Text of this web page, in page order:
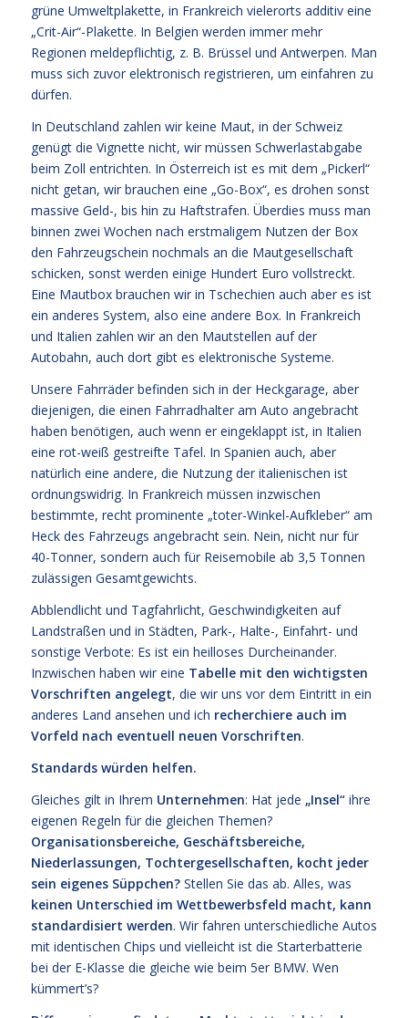
grüne Umweltplakette, in Frankreich vielerorts additiv eine
„Crit-Air“-Plakette. In Belgien werden immer mehr
Regionen meldepflichtig, z. B. Brüssel und Antwerpen. Man
muss sich zuvor elektronisch registrieren, um einfahren zu
dürfen.
In Deutschland zahlen wir keine Maut, in der Schweiz
genügt die Vignette nicht, wir müssen Schwerlastabgabe
beim Zoll entrichten. In Österreich ist es mit dem „Pickerl“
nicht getan, wir brauchen eine „Go-Box“, es drohen sonst
massive Geld-, bis hin zu Haftstrafen. Überdies muss man
binnen zwei Wochen nach erstmaligem Nutzen der Box
den Fahrzeugschein nochmals an die Mautgesellschaft
schicken, sonst werden einige Hundert Euro vollstreckt.
Eine Mautbox brauchen wir in Tschechien auch aber es ist
ein anderes System, also eine andere Box. In Frankreich
und Italien zahlen wir an den Mautstellen auf der
Autobahn, auch dort gibt es elektronische Systeme.
Unsere Fahrräder befinden sich in der Heckgarage, aber
diejenigen, die einen Fahrradhalter am Auto angebracht
haben benötigen, auch wenn er eingeklappt ist, in Italien
eine rot-weiß gestreifte Tafel. In Spanien auch, aber
natürlich eine andere, die Nutzung der italienischen ist
ordnungswidrig. In Frankreich müssen inzwischen
bestimmte, recht prominente „toter-Winkel-Aufkleber“ am
Heck des Fahrzeugs angebracht sein. Nein, nicht nur für
40-Tonner, sondern auch für Reisemobile ab 3,5 Tonnen
zulässigen Gesamtgewichts.
Abblendlicht und Tagfahrlicht, Geschwindigkeiten auf
Landstraßen und in Städten, Park-, Halte-, Einfahrt- und
sonstige Verbote: Es ist ein heilloses Durcheinander.
Inzwischen haben wir eine Tabelle mit den wichtigsten
Vorschriften angelegt, die wir uns vor dem Eintritt in ein
anderes Land ansehen und ich recherchiere auch im
Vorfeld nach eventuell neuen Vorschriften.
Standards würden helfen.
Gleiches gilt in Ihrem Unternehmen: Hat jede „Insel“ihre
eigenen Regeln für die gleichen Themen?
Organisationsbereiche, Geschäftsbereiche,
Niederlassungen, Tochtergesellschaften, kocht jeder
sein eigenes Süppchen?Stellen Sie das ab. Alles, was
keinen Unterschied im Wettbewerbsfeld macht, kann
standardisiert werden. Wir fahren unterschiedliche Autos
mit identischen Chips und vielleicht ist die Starterbatterie
bei der E-Klasse die gleiche wie beim 5er BMW. Wen
kümmert’s?